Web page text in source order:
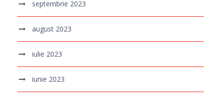
septembrie 2023
august 2023
iulie 2023
iunie 2023